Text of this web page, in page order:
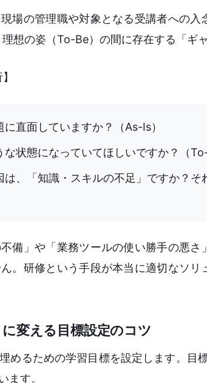
場の管理職や対象となる受講者への
想の姿（To-Be）の間に存在する「ギャ
直面していますか？（As-Is）
状態になっていてほしいですか？（To-
、「知識・スキルの不足」ですか？
備」や「業務ツールの使い勝手の悪
。研修という手段が本当に適切なソ
変える目標設定のコツ
めるための学習目標を設定します。目
ます。